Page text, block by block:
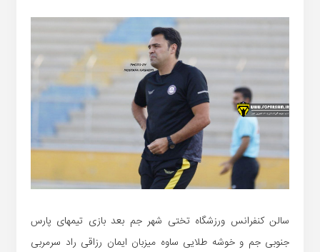
سالن کنفرانس ورزشگاه تختی شهر جم بعد بازی تیمهای پارس
جنوبی جم و خوشه طلایی ساوه میزبان ایمان رزاقی راد سرمربی